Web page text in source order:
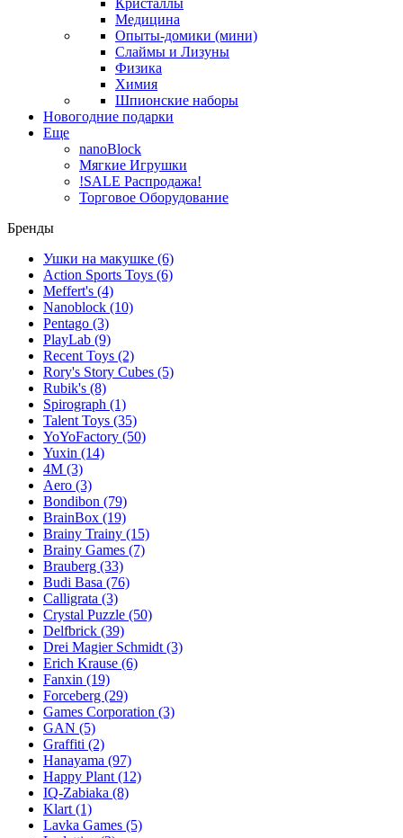
Кристаллы
Медицина
Опыты-домики (мини)
Слаймы и Лизуны
Физика
Химия
Шпионские наборы
Новогодние подарки
Еще
nanoBlock
Мягкие Игрушки
!SALE Распродажа!
Торговое Оборудование
Бренды
Ушки на макушке (6)
Action Sports Toys (6)
Meffert's (4)
Nanoblock (10)
Pentago (3)
PlayLab (9)
Recent Toys (2)
Rory's Story Cubes (5)
Rubik's (8)
Spirograph (1)
Talent Toys (35)
YoYoFactory (50)
Yuxin (14)
4M (3)
Aero (3)
Bondibon (79)
BrainBox (19)
Brainy Trainy (15)
Brainy Games (7)
Brauberg (33)
Budi Basa (76)
Calligrata (3)
Crystal Puzzle (50)
Delfbrick (39)
Drei Magier Schmidt (3)
Erich Krause (6)
Fanxin (19)
Forceberg (29)
Games Corporation (3)
GAN (5)
Graffiti (2)
Hanayama (97)
Happy Plant (12)
IQ-Zabiaka (8)
Klart (1)
Lavka Games (5)